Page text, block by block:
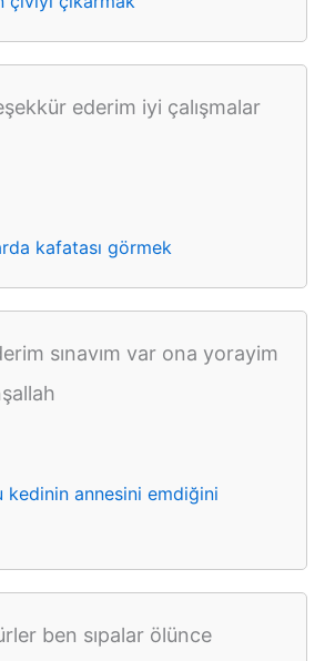
ederim iyi çalışmalar
kafatası görmek
sınavım var ona yorayim
kedinin annesini emdiğini
ben sıpalar ölünce